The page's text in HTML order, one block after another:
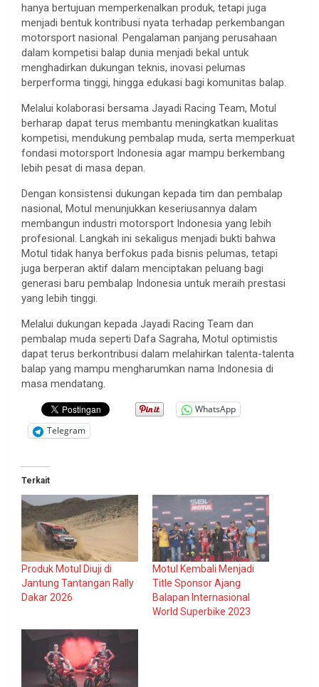
hanya bertujuan memperkenalkan produk, tetapi juga
menjadi bentuk kontribusi nyata terhadap perkembangan
motorsport nasional. Pengalaman panjang perusahaan
dalam kompetisi balap dunia menjadi bekal untuk
menghadirkan dukungan teknis, inovasi pelumas
berperforma tinggi, hingga edukasi bagi komunitas balap.
Melalui kolaborasi bersama Jayadi Racing Team, Motul
berharap dapat terus membantu meningkatkan kualitas
kompetisi, mendukung pembalap muda, serta memperkuat
fondasi motorsport Indonesia agar mampu berkembang
lebih pesat di masa depan.
Dengan konsistensi dukungan kepada tim dan pembalap
nasional, Motul menunjukkan keseriusannya dalam
membangun industri motorsport Indonesia yang lebih
profesional. Langkah ini sekaligus menjadi bukti bahwa
Motul tidak hanya berfokus pada bisnis pelumas, tetapi
juga berperan aktif dalam menciptakan peluang bagi
generasi baru pembalap Indonesia untuk meraih prestasi
yang lebih tinggi.
Melalui dukungan kepada Jayadi Racing Team dan
pembalap muda seperti Dafa Sagraha, Motul optimistis
dapat terus berkontribusi dalam melahirkan talenta-talenta
balap yang mampu mengharumkan nama Indonesia di
masa mendatang.
WhatsApp
Telegram
Terkait
Produk Motul Diuji di
Jantung Tantangan Rally
Dakar 2026
Motul Kembali Menjadi
Title Sponsor Ajang
Balapan Internasional
World Superbike 2023